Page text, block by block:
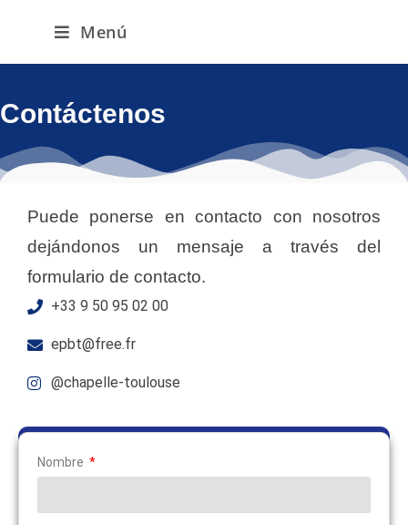
Menú
Contáctenos
Puede ponerse en contacto con nosotros
dejándonos un mensaje a través del
formulario de contacto.
+33 9 50 95 02 00
epbt@free.fr
@chapelle-toulouse
Nombre